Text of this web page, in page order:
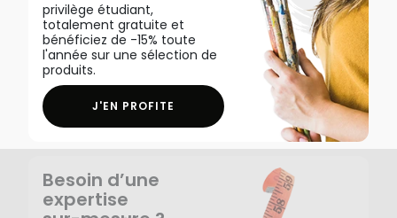
privilège étudiant,
totalement gratuite et
bénéficiez de -15% toute
l'année sur une sélection de
produits.
J'EN PROFITE
Besoin d’une
expertise